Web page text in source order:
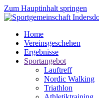
Zum Hauptinhalt springen
Home
Vereinsgeschehen
Ergebnisse
Sportangebot
Lauftreff
Nordic Walking
Triathlon